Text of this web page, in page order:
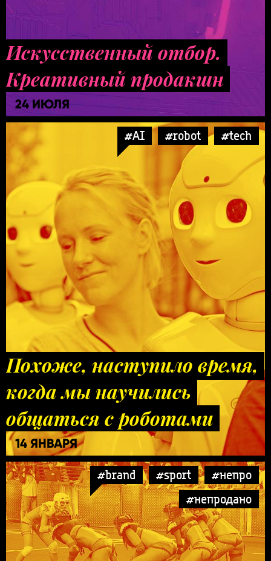
Искусственный отбор.
Креативный продакшн
24 ИЮЛЯ
#AI #robot #tech
Похоже, наступило время,
когда мы научились
общаться с роботами
14 ЯНВАРЯ
#brand #sport
#непро
#непродано